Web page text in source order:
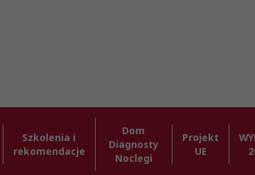
Szkolenia i
rekomendacje
Dom
Diagnosty
Noclegi
Projekt
UE